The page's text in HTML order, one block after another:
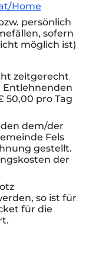
Home
persönlich
sofern
möglich ist)
zeitgerecht
50,00 pro Tag
dem/der
Fels
gestellt.
der
so ist für
für die